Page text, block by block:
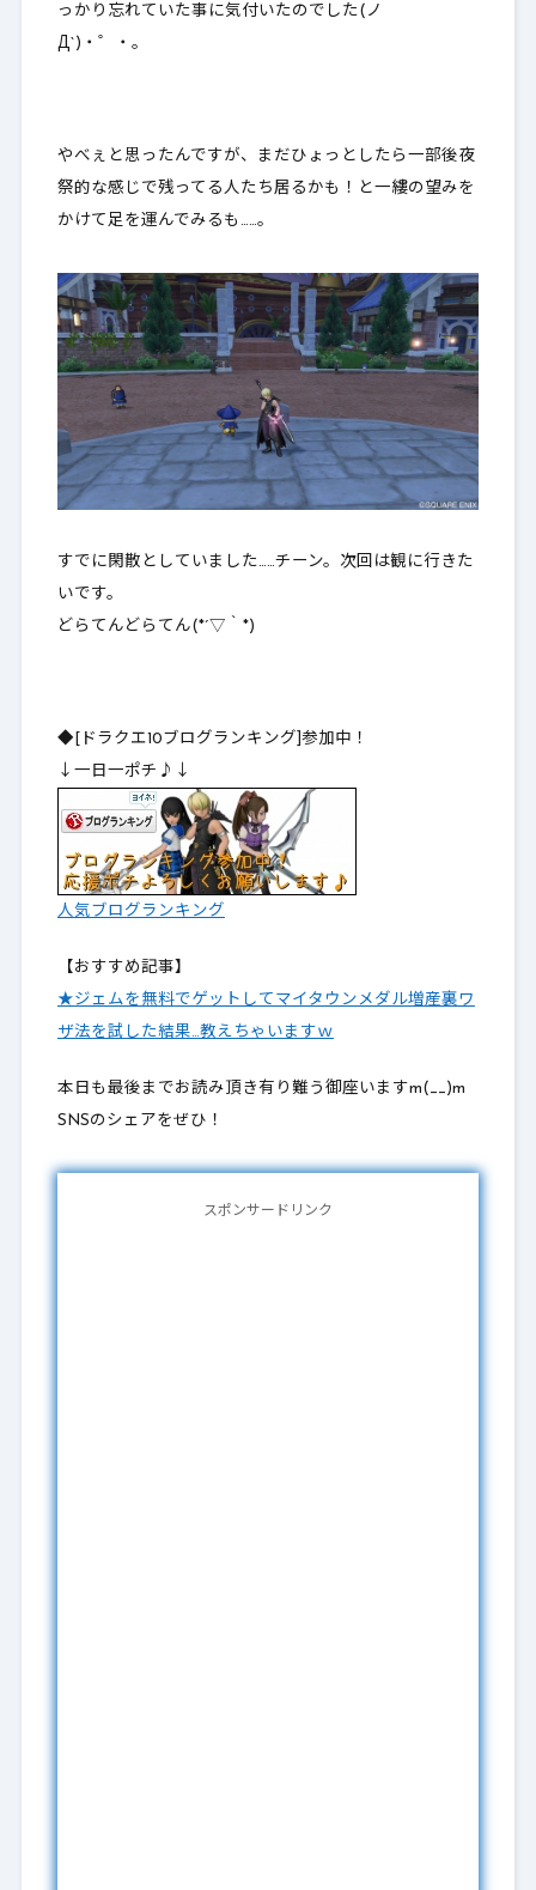
っかり忘れていた事に気付いたのでした(ノ
Д`)・゜・。
やべぇと思ったんですが、まだひょっとしたら一部後夜
祭的な感じで残ってる人たち居るかも！と一縷の望みを
かけて足を運んでみるも……。
すでに閑散としていました……チーン。次回は観に行きた
いです。
どらてんどらてん(*´▽｀*)
◆[ドラクエ10ブログランキング]参加中！
↓一日一ポチ♪↓
人気ブログランキング
【おすすめ記事】
★ジェムを無料でゲットしてマイタウンメダル増産裏ワ
ザ法を試した結果…教えちゃいますｗ
本日も最後までお読み頂き有り難う御座いますm(__)m
SNSのシェアをぜひ！
スポンサードリンク